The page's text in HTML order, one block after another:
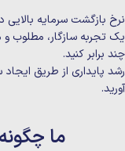
نرخ بازگشت سرمایه بالایی
یک تجربه سازگار، مطلوب و
چند برابر کنید.
رشد پایداری از طریق
آورید.
ما